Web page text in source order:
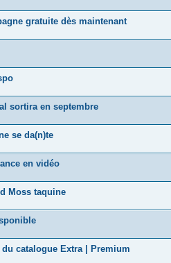
gratuite dès maintenant
sortira en septembre
se da(n)te
en vidéo
Moss taquine
catalogue Extra | Premium